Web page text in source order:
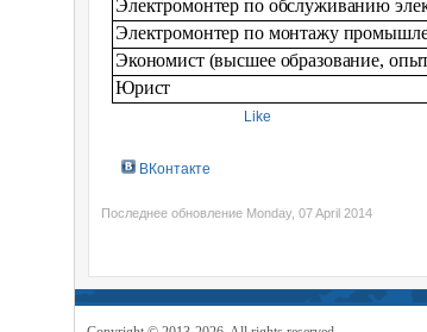
Электромонтер по обслуживанию
Электромонтер по монтажу
Экономист (высшее образование,
Юрист
Like
ВКонтакте
Последнее обновление Monday, 07 April 2014